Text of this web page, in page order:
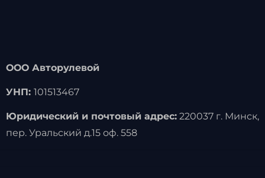
ООО Авторулевой
УНП: 101513467
Юридический и почтовый адрес:220037 г. Минск,
пер. Уральский д.15 оф. 558